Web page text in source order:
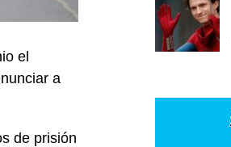
el
a
de prisión